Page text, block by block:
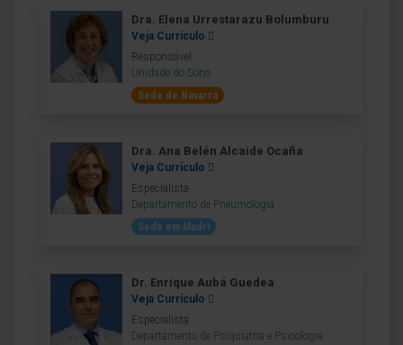
Dra. Elena Urrestarazu Bolumburu
Veja Currículo
Responsável
Unidade do Sono
Sede de Navarra
Dra. Ana Belén Alcaide Ocaña
Veja Currículo
Especialista
Departamento de Pneumologia
Sede em Madri
Dr. Enrique Aubá Guedea
Veja Currículo
Especialista
Departamento de Psiquiatria e Psicologia